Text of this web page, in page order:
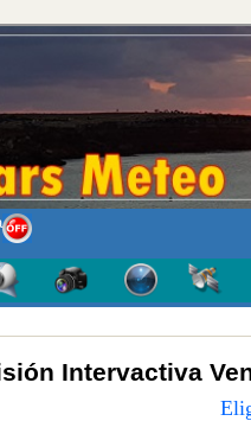
Intervactiva